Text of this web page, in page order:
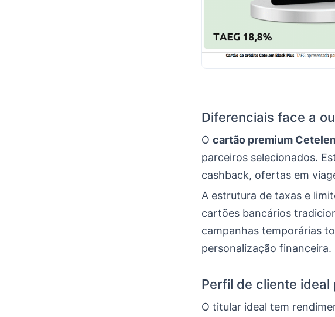
Diferenciais face a
O cartão premium
parceiros selecionados.
cashback, ofertas em
A estrutura de taxas e
cartões bancários
campanhas temporárias
personalização financeira.
Perfil de cliente ideal
O titular ideal tem